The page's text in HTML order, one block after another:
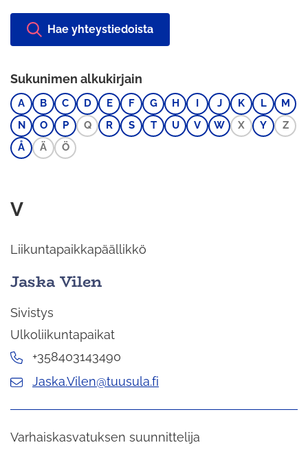
Hae yhteystiedoista
Sukunimen alkukirjain
A B C D E F G H J K L
M
N
O P Q R S T U V W X Y
Z
Å
Ä Ö
V
Jaska Vilen
Liikuntapaikkapäällikkö
Sivistys
Ulkoliikuntapaikat
+358403143490
Jaska.Vilen@tuusula.fi
Varhaiskasvatuksen suunnittelija